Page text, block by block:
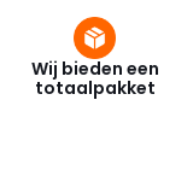
Wij bieden een
totaalpakket